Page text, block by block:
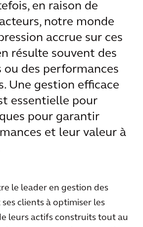
en raison de
notre monde
accrue sur ces
résulte souvent des
ou des performances
Une gestion efficace
essentielle pour
pour garantir
et leur valeur à
le leader en gestion des
clients à optimiser les
leurs actifs construits tout au